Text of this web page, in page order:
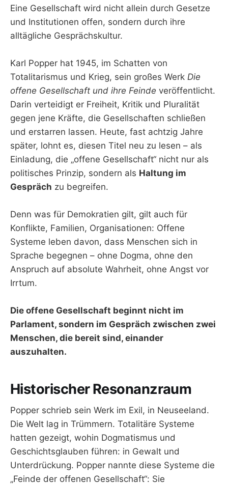
Eine Gesellschaft wird nicht allein durch Gesetze
und Institutionen offen, sondern durch ihre
alltägliche Gesprächskultur.
Karl Popper hat 1945, im Schatten von
Totalitarismus und Krieg, sein großes Werk Die
offene Gesellschaft und ihre Feinde veröffentlicht.
Darin verteidigt er Freiheit, Kritik und Pluralität
gegen jene Kräfte, die Gesellschaften schließen
und erstarren lassen. Heute, fast achtzig Jahre
später, lohnt es, diesen Titel neu zu lesen – als
Einladung, die „offene Gesellschaft“ nicht nur als
politisches Prinzip, sondern als Haltung im
Gespräch zu begreifen.
Denn was für Demokratien gilt, gilt auch für
Konflikte, Familien, Organisationen: Offene
Systeme leben davon, dass Menschen sich in
Sprache begegnen – ohne Dogma, ohne den
Anspruch auf absolute Wahrheit, ohne Angst vor
Irrtum.
Die offene Gesellschaft beginnt nicht im
Parlament, sondern im Gespräch zwischen zwei
Menschen, die bereit sind, einander
auszuhalten.
Historischer Resonanzraum
Popper schrieb sein Werk im Exil, in Neuseeland.
Die Welt lag in Trümmern. Totalitäre Systeme
hatten gezeigt, wohin Dogmatismus und
Geschichtsglauben führen: in Gewalt und
Unterdrückung. Popper nannte diese Systeme die
„Feinde der offenen Gesellschaft“: Sie